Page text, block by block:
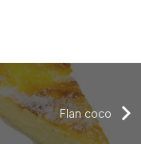
Flan coco